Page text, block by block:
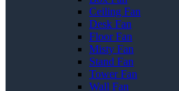
Ceiling Fan
Desk Fan
Floor Fan
Misty Fan
Stand Fan
Tower Fan
Wall Fan